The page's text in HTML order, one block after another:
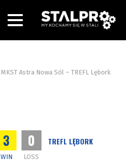
MKST Astra Nowa Sól – TREFL Lębork
3
WIN
0
LOSS
TREFL LĘBORK